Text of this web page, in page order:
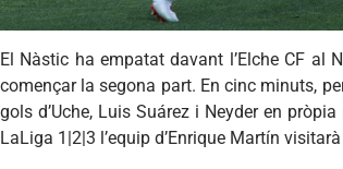
El Nàstic ha empatat davant l’Elche CF
començar la segona part. En cinc minuts,
gols d’Uche, Luis Suárez i Neyder en
LaLiga 1|2|3 l’equip d’Enrique Martín